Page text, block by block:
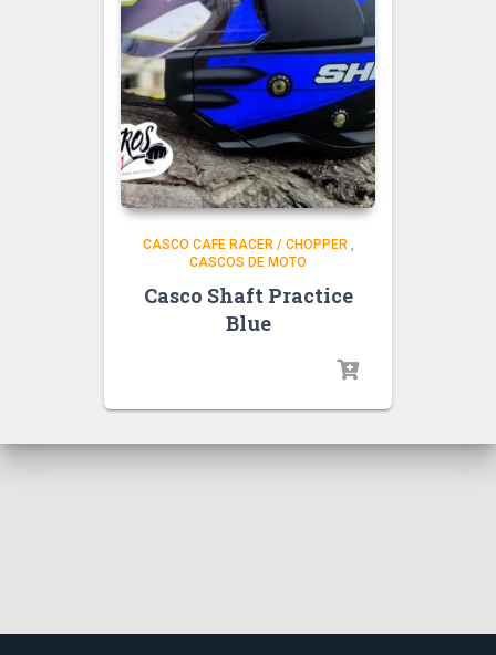
CASCO CAFE RACER / CHOPPER,
CASCOS DE MOTO
Casco Shaft Practice
Blue